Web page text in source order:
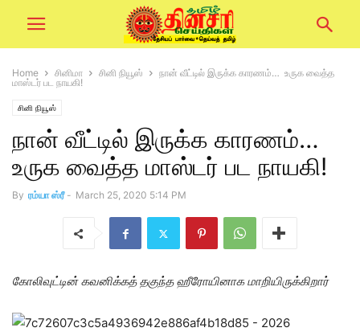
Home சினிமா சினி நியூஸ்
நான் வீட்டில் இருக்க காரணம்… உருக வைத்த
மாஸ்டர் பட நாயகி!
சினி நியூஸ்
நான் வீட்டில் இருக்க காரணம்…
உருக வைத்த மாஸ்டர் பட நாயகி!
By ரம்யா ஸ்ரீ - March 25, 2020 5:14 PM
கோலிவுட்டின் கவனிக்கத் தகுந்த ஹீரோயினாக மாறியிருக்கிறார்